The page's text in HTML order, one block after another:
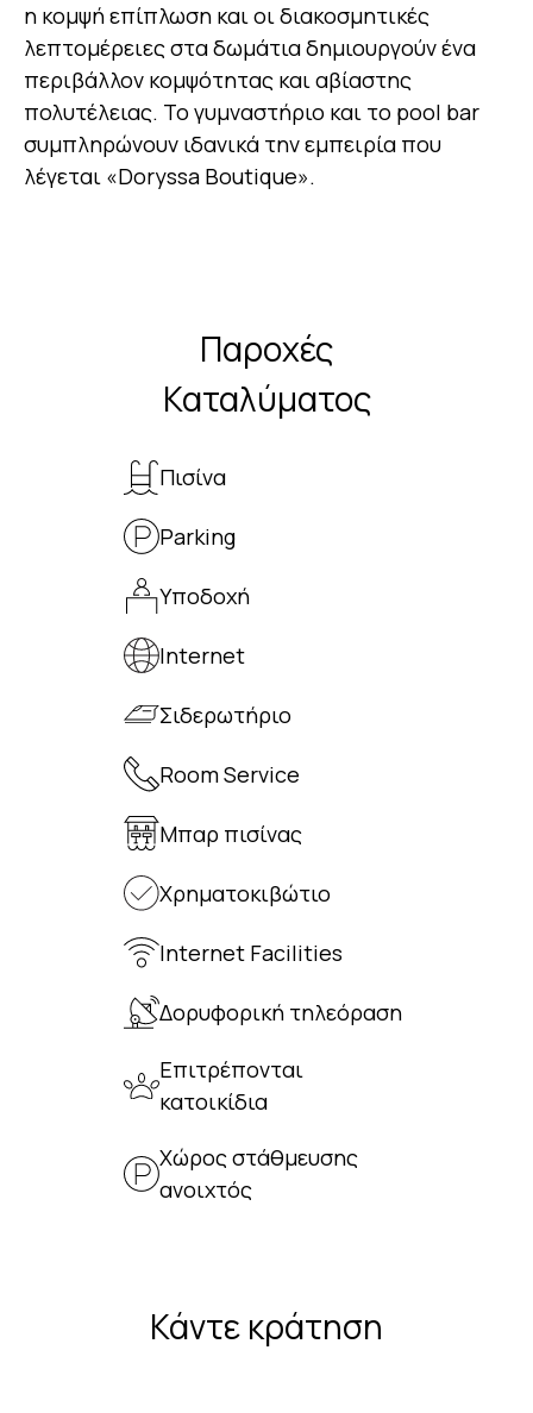
η κομψή επίπλωση και οι διακοσμητικές
λεπτομέρειες στα δωμάτια δημιουργούν ένα
περιβάλλον κομψότητας και αβίαστης
πολυτέλειας. Το γυμναστήριο και το pool bar
συμπληρώνουν ιδανικά την εμπειρία που
λέγεται «Doryssa Boutique».
Παροχές
Καταλύματος
Πισίνα
Parking
Υποδοχή
Internet
Σιδερωτήριο
Room Service
Μπαρ πισίνας
Χρηματοκιβώτιο
Internet Facilities
Δορυφορική τηλεόραση
Επιτρέπονται
κατοικίδια
Χώρος στάθμευσης
ανοιχτός
Κάντε κράτηση